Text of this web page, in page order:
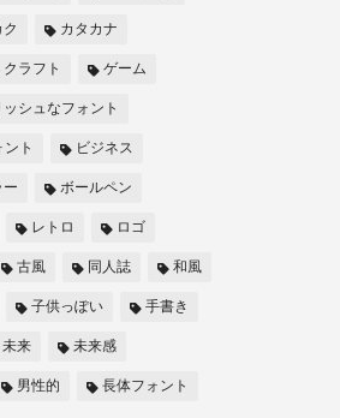
カタカナ
クラフト ゲーム
シュなフォント
ト ビジネス
ー ボールペン
レトロ ロゴ
古風 同人誌 和風
子供っぽい 手書き
未来 未来感
男性的 長体フォント